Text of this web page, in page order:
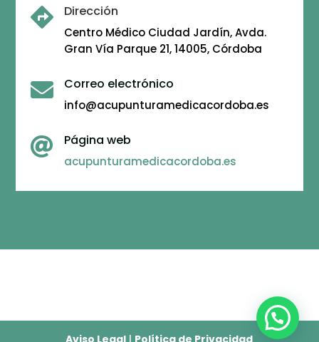
 Dirección
Centro Médico Ciudad Jardín, Avda.
Gran Vía Parque 21, 14005, Córdoba
 Correo electrónico
info@acupunturamedicacordoba.es
 Página web
acupunturamedicacordoba.es
Aviso Legal | Política de Privacidad